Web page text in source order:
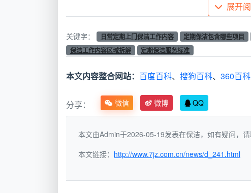
，就像每天洗脸刷牙一样
二、核心工作内容：六大区域逐一
了解了定义之后，接下来是消费者最关心的问
威资料明确给出了日常保洁的范围：对居室内地面
保养的目的。
2.1 客厅与卧室：全屋除尘与表面整洁
括：
展开
关键字： 日常定期上门保洁工作内容 定期保洁包含哪些项目
保洁工作内容区域拆解
定期保洁服务标准
本文内容整合网站： 百度百科、 搜狗百科、 360百科
分享： 微信 微博 QQ
本文由Admin于2026-05-19发表在保洁，如有疑问，请
本文链接： http://www.7jz.com.cn/news/d_241.html